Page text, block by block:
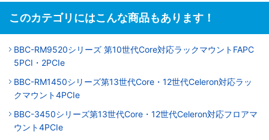
このカテゴリにはこんな商品もあります！
BBC-RM9520シリーズ 第10世代Core対応ラックマウントFAPC
5PCI・2PCIe
BBC-RM1450シリーズ第13世代Core・12世代Celeron対応ラッ
クマウント4PCIe
BBC-3450シリーズ第13世代Core・12世代Celeron対応フロアマ
ウント4PCIe